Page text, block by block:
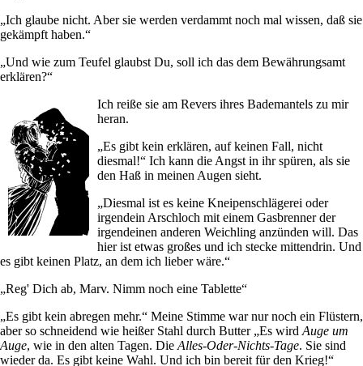
„Ich glaube nicht. Aber sie werden verdammt noch mal wissen, daß sie
gekämpft haben.“
„Und wie zum Teufel glaubst Du, soll ich das dem Bewährungsamt
erklären?“
Ich reiße sie am Revers ihres Bademantels zu mir
heran.
„Es gibt kein erklären, auf keinen Fall, nicht
diesmal!“ Ich kann die Angst in ihr spüren, als sie
den Haß in meinen Augen sieht.
„Diesmal ist es keine Kneipenschlägerei oder
irgendein Arschloch mit einem Gasbrenner der
irgendeinen anderen Weichling anzünden will. Das
hier ist etwas großes und ich stecke mittendrin. Und
es gibt keinen Platz, an dem ich lieber wäre.“
„Reg' Dich ab, Marv. Nimm noch eine Tablette“
„Es gibt kein abregen mehr.“ Meine Stimme war nur noch ein Flüstern,
aber so schneidend wie heißer Stahl durch Butter „Es wird Auge um
Auge, wie in den alten Tagen. Die Alles-Oder-Nichts-Tage. Sie sind
wieder da. Es gibt keine Wahl. Und ich bin bereit für den Krieg!“